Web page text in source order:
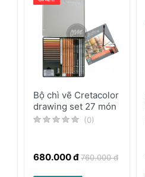
Bộ chì vẽ Cretacolor
drawing set 27 món
(0)
680.000 đ760.000 đ